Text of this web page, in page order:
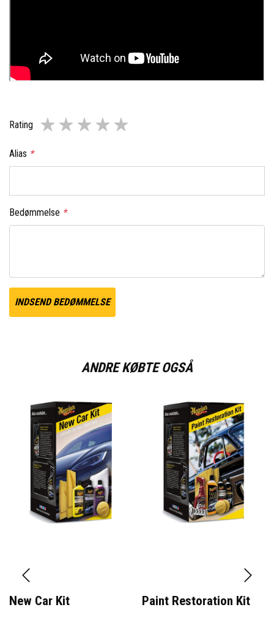
Rating
Alias *
Bedømmelse *
INDSEND BEDØMMELSE
ANDRE KØBTE OGSÅ
New Car Kit Paint Restoration Kit